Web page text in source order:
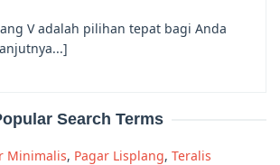
V adalah pilihan tepat bagi Anda
Search Terms
Minimalis, Pagar Lisplang, Teralis